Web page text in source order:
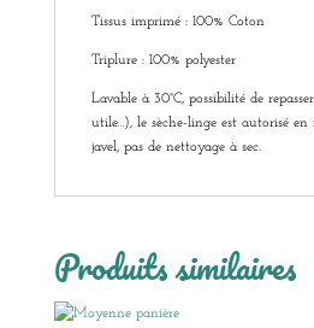
Tissus imprimé : 100% Coton
Triplure : 100% polyester
Lavable à 30°C, possibilité de
utile…), le sèche-linge est autorisé en
javel, pas de nettoyage à sec.
Produits similaires